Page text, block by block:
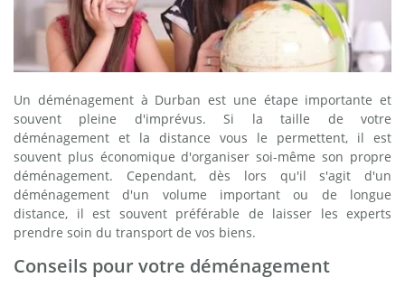
Un déménagement à Durban est une étape importante et
souvent pleine d'imprévus. Si la taille de votre
déménagement et la distance vous le permettent, il est
souvent plus économique d'organiser soi-même son propre
déménagement. Cependant, dès lors qu'il s'agit d'un
déménagement d'un volume important ou de longue
distance, il est souvent préférable de laisser les experts
prendre soin du transport de vos biens.
Conseils pour votre déménagement